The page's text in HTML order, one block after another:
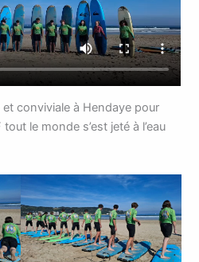
conviviale à Hendaye pour
le monde s’est jeté à l’eau